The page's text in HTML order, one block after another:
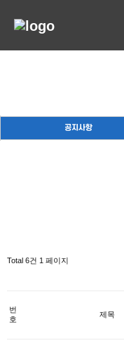
공지사항
Total 6건 1 페이지
번
호
제목